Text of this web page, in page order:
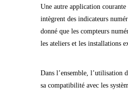
Une autre application courante
intègrent des indicateurs
donné que les compteurs
les ateliers et les installations
Dans l’ensemble, l’utilisation
sa compatibilité avec les